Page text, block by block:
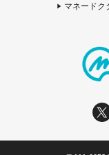
マネードク